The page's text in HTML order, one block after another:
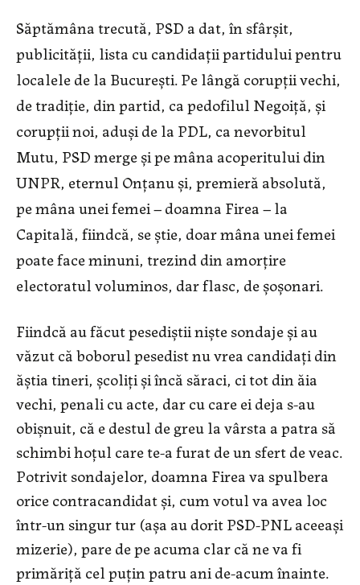
Săptămâna trecută, PSD a dat, în sfârșit,
publicității, lista cu candidații partidului pentru
localele de la București. Pe lângă corupții vechi,
de tradiție, din partid, ca pedofilul Negoiță, și
corupții noi, aduși de la PDL, ca nevorbitul
Mutu, PSD merge și pe mâna acoperitului din
UNPR, eternul Onțanu și, premieră absolută,
pe mâna unei femei – doamna Firea – la
Capitală, fiindcă, se știe, doar mâna unei femei
poate face minuni, trezind din amorțire
electoratul voluminos, dar flasc, de șoșonari.
Fiindcă au făcut pesediștii niște sondaje și au
văzut că boborul pesedist nu vrea candidați din
ăștia tineri, școliți și încă săraci, ci tot din ăia
vechi, penali cu acte, dar cu care ei deja s-au
obișnuit, că e destul de greu la vârsta a patra să
schimbi hoțul care te-a furat de un sfert de veac.
Potrivit sondajelor, doamna Firea va spulbera
orice contracandidat și, cum votul va avea loc
într-un singur tur (așa au dorit PSD-PNL aceeași
mizerie), pare de pe acuma clar că ne va fi
primăriță cel puțin patru ani de-acum înainte.